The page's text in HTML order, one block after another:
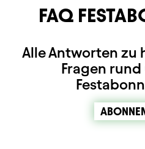
FAQ
Alle Antworten zu
Fragen